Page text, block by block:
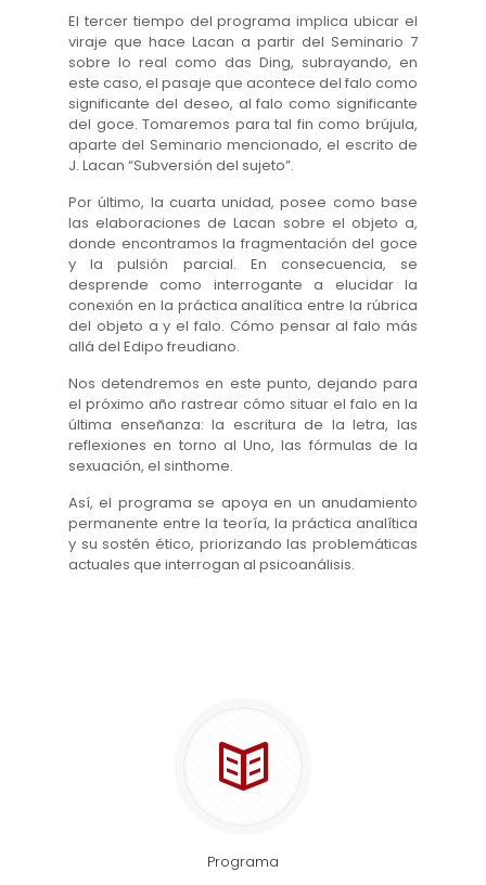
El tercer tiempo del programa implica ubicar el
viraje que hace Lacan a partir del Seminario 7
sobre lo real como das Ding, subrayando, en
este caso, el pasaje que acontece del falo como
significante del deseo, al falo como significante
del goce. Tomaremos para tal fin como brújula,
aparte del Seminario mencionado, el escrito de
J. Lacan “Subversión del sujeto”.
Por último, la cuarta unidad, posee como base
las elaboraciones de Lacan sobre el objeto a,
donde encontramos la fragmentación del goce
y la pulsión parcial. En consecuencia, se
desprende como interrogante a elucidar la
conexión en la práctica analítica entre la rúbrica
del objeto a y el falo. Cómo pensar al falo más
allá del Edipo freudiano.
Nos detendremos en este punto, dejando para
el próximo año rastrear cómo situar el falo en la
última enseñanza: la escritura de la letra, las
reflexiones en torno al Uno, las fórmulas de la
sexuación, el sinthome.
Así, el programa se apoya en un anudamiento
permanente entre la teoría, la práctica analítica
y su sostén ético, priorizando las problemáticas
actuales que interrogan al psicoanálisis.
Programa